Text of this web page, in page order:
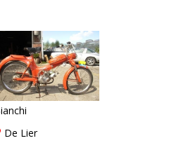
De Lier